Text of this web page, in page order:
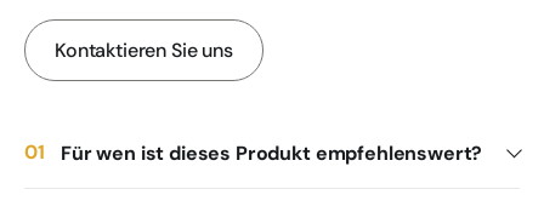
Kontaktieren Sie uns
Für wen ist dieses Produkt empfehlenswert?